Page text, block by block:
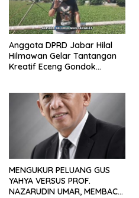
Anggota DPRD Jabar Hilal
Hilmawan Gelar Tantangan
Kreatif Eceng Gondok
MENGUKUR PELUANG GUS
YAHYA VERSUS PROF.
NAZARUDIN UMAR, MEMBACA